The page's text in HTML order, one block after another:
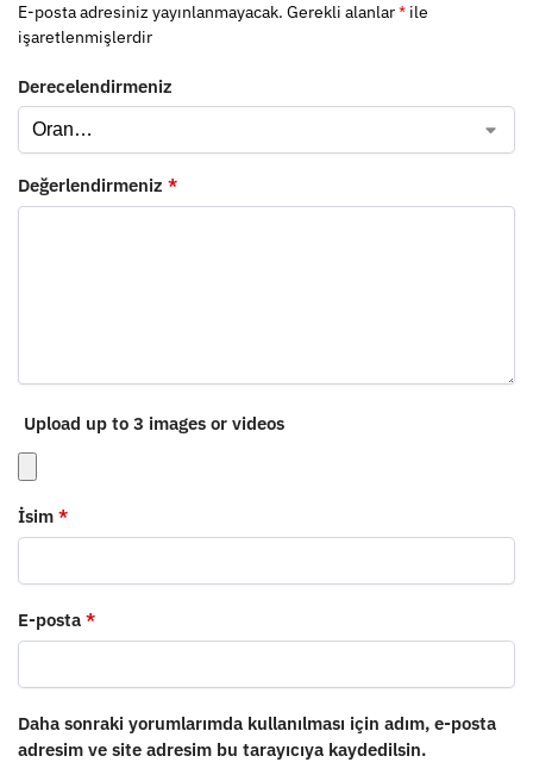
E-posta adresiniz yayınlanmayacak. Gerekli alanlar* ile
işaretlenmişlerdir
Derecelendirmeniz
Değerlendirmeniz *
Upload up to 3 images or videos
İsim *
E-posta *
Daha sonraki yorumlarımda kullanılması için adım, e-posta
adresim ve site adresim bu tarayıcıya kaydedilsin.